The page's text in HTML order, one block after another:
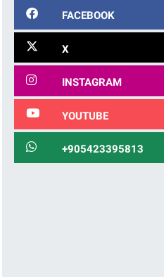
FACEBOOK
X
INSTAGRAM
YOUTUBE
+905423395813